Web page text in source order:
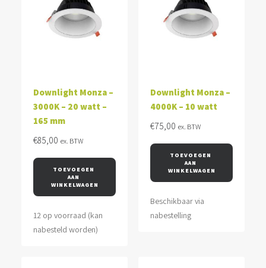
Downlight Monza –
3000K – 20 watt –
165 mm
€85,00 ex. BTW
TOEVOEGEN
AAN
WINKELWAGEN
12 op voorraad (kan
nabesteld worden)
Downlight Monza –
4000K – 10 watt
€75,00 ex. BTW
TOEVOEGEN
AAN
WINKELWAGEN
Beschikbaar via
nabestelling